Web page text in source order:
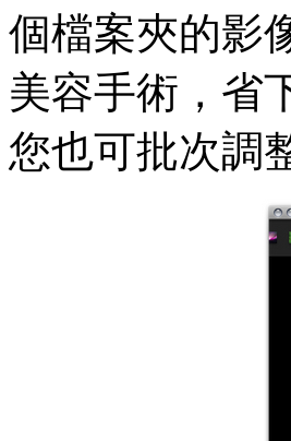
個檔案夾的影
美容手術，省
您也可批次調